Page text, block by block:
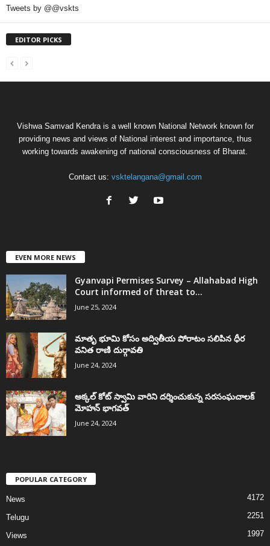
Tweets by @@vskts
EDITOR PICKS
Vishwa Samvad Kendra is a well known National Network known for
providing news and views of National interest and importance, thus
working towards awakening of national consciousness of Bharat.
Contact us: vsktelangana@gmail.com
EVEN MORE NEWS
Gyanvapi Permises Survey – Allahabad High
Court informed of threat to...
June 25, 2024
మాతృ భూమి కోసం అద్వితీయ పోరాటం సలిపిన ధీర
వనిత రాణి దుర్గావతి
June 24, 2024
అక్కల్‌ కోట్‌ స్వామి వారిని దర్శించుకున్న సరసంఘచాలక్
మోహన్ భాగవత్
June 24, 2024
POPULAR CATEGORY
News 4172
Telugu 2251
Views 1997